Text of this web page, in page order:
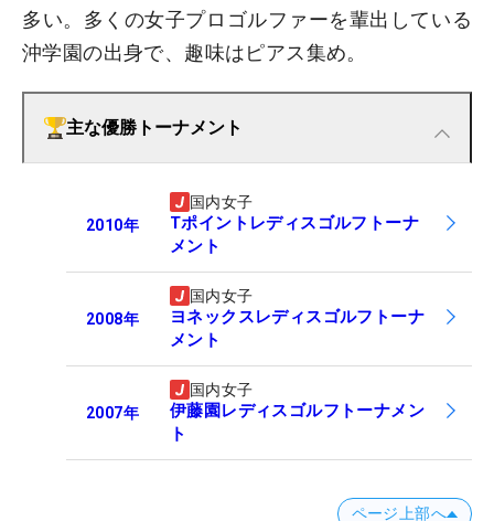
多い。多くの女子プロゴルファーを輩出している
沖学園の出身で、趣味はピアス集め。
主な優勝トーナメント
2010年
国内女子
Tポイントレディスゴルフトーナ
メント
2008年
国内女子
ヨネックスレディスゴルフトーナ
メント
2007年
国内女子
伊藤園レディスゴルフトーナメン
ト
ページ上部へ